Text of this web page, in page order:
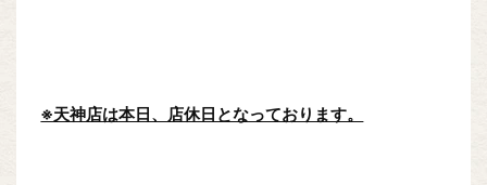
※天神店は本日、店休日となっております。